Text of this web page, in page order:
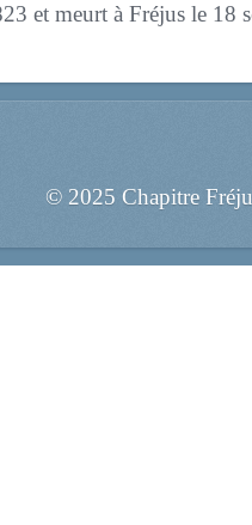
et meurt à Fréjus le 18
© 2025 Chapitre